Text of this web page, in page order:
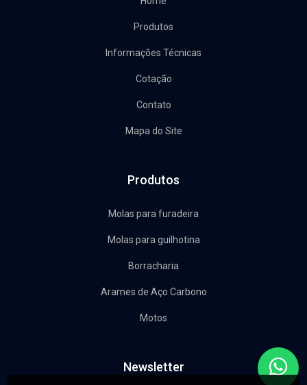
Produtos
Informações Técnicas
Cotação
Contato
Mapa do Site
Produtos
Molas para furadeira
Molas para guilhotina
Borracharia
Arames de Aço Carbono
Motos
Newsletter